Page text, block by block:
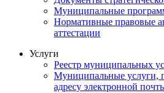
Муниципальные
Нормативные правовые
аттестации
Услуги
Реестр муниципальных
Муниципальные услуги,
адресу электронной